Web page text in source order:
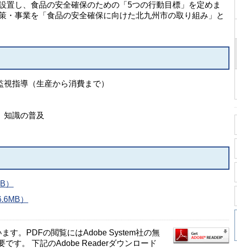
置し、食品の安全確保のための「5つの行動目標」を定めま
・事業を「食品の安全確保に向けた北九州市の取り組み」と
指導（生産から消費まで）
知識の普及
）
）
す。PDFの閲覧にはAdobe System社の無
です。 下記のAdobe Readerダウンロード